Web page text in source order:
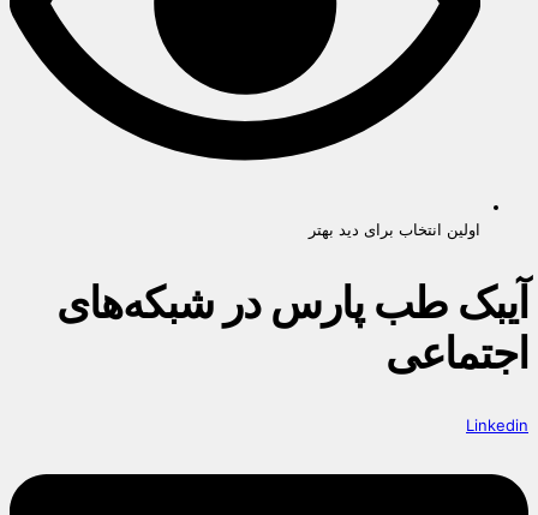
اولین انتخاب برای دید بهتر
آیبک طب پارس در شبکه‌های
اجتماعی
Linkedin